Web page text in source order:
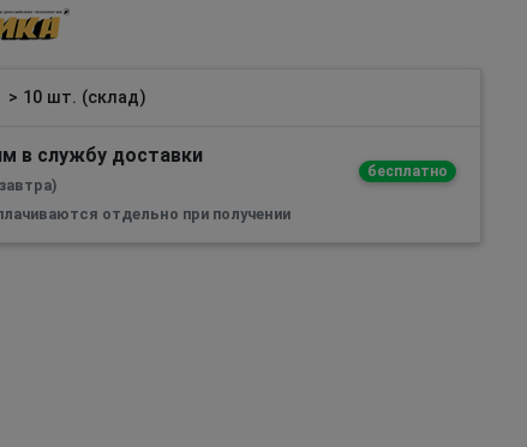
> 10 шт. (склад)
в службу доставки
бесплатно
отдельно при получении